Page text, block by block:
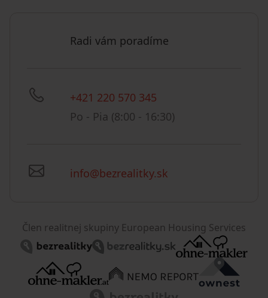
Radi vám poradíme
+421 220 570 345
Po - Pia (8:00 - 16:30)
info@bezrealitky.sk
Člen realitnej skupiny European Housing Services